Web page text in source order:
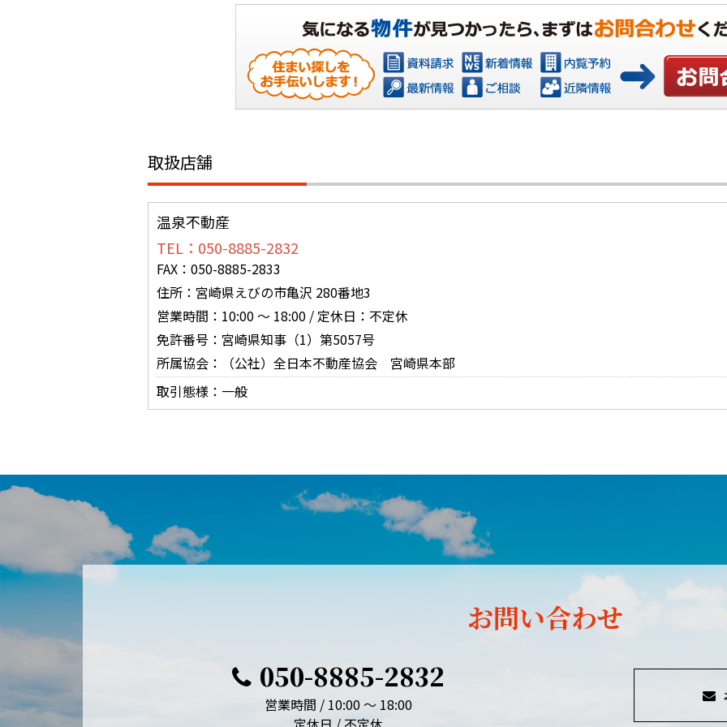
お問い合
取扱店舗
温泉不動産
TEL：050-8885-2832
FAX：050-8885-2833
住所：宮崎県えびの市亀沢 280番地3
営業時間：10:00 ～ 18:00 / 定休日：不定休
免許番号：宮崎県知事（1）第5057号
所属協会：（公社）全日本不動産協会 宮崎県本部
取引態様：一般
お問い合わせ
050-8885-2832
営業時間 / 10:00 ～ 18:00